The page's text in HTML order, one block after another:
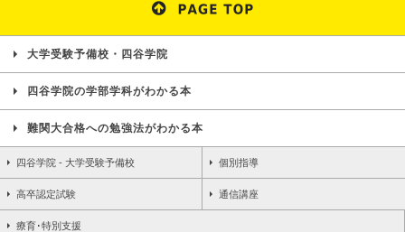
大学受験予備校・四谷学院
四谷学院の学部学科がわかる本
難関大合格への勉強法がわかる本
四谷学院 - 大学受験予備校 個別指導
高卒認定試験 通信講座
療育･特別支援